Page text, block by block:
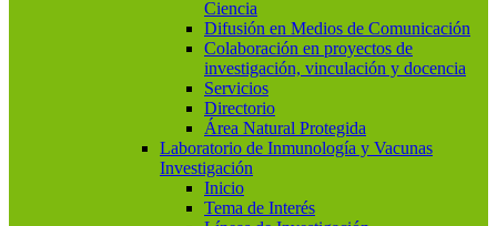
Ciencia
Difusión en Medios de Comunicación
Colaboración en proyectos de
investigación, vinculación y docencia
Servicios
Directorio
Área Natural Protegida
Laboratorio de Inmunología y Vacunas
Investigación
Inicio
Tema de Interés